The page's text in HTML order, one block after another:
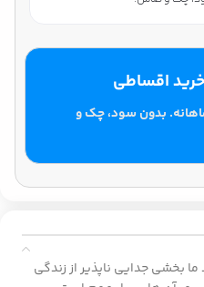
اقساطی
بدون سود، چک و
بخشی جدایی ناپذیر از زندگی